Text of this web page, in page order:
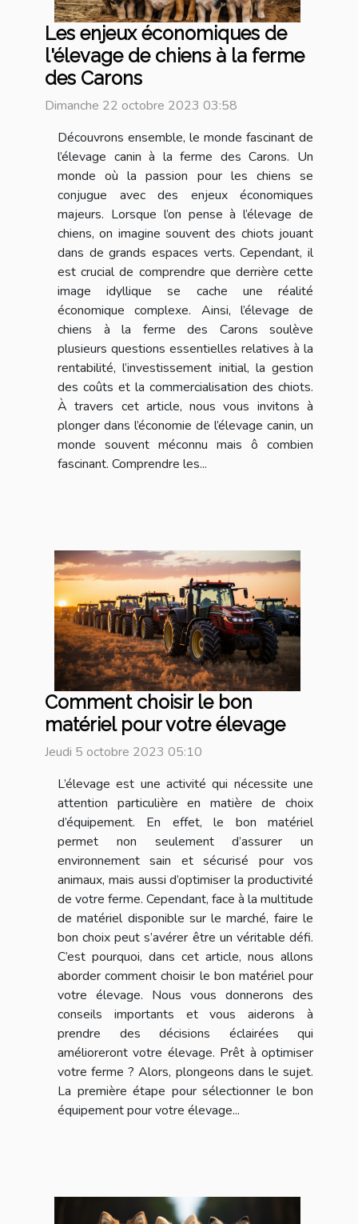
Les enjeux économiques de
l'élevage de chiens à la ferme
des Carons
Dimanche 22 octobre 2023 03:58
Découvrons ensemble, le monde fascinant de
l’élevage canin à la ferme des Carons. Un
monde où la passion pour les chiens se
conjugue avec des enjeux économiques
majeurs. Lorsque l’on pense à l’élevage de
chiens, on imagine souvent des chiots jouant
dans de grands espaces verts. Cependant, il
est crucial de comprendre que derrière cette
image idyllique se cache une réalité
économique complexe. Ainsi, l’élevage de
chiens à la ferme des Carons soulève
plusieurs questions essentielles relatives à la
rentabilité, l’investissement initial, la gestion
des coûts et la commercialisation des chiots.
À travers cet article, nous vous invitons à
plonger dans l’économie de l’élevage canin, un
monde souvent méconnu mais ô combien
fascinant. Comprendre les...
Comment choisir le bon
matériel pour votre élevage
Jeudi 5 octobre 2023 05:10
L’élevage est une activité qui nécessite une
attention particulière en matière de choix
d’équipement. En effet, le bon matériel
permet non seulement d’assurer un
environnement sain et sécurisé pour vos
animaux, mais aussi d’optimiser la productivité
de votre ferme. Cependant, face à la multitude
de matériel disponible sur le marché, faire le
bon choix peut s’avérer être un véritable défi.
C’est pourquoi, dans cet article, nous allons
aborder comment choisir le bon matériel pour
votre élevage. Nous vous donnerons des
conseils importants et vous aiderons à
prendre des décisions éclairées qui
amélioreront votre élevage. Prêt à optimiser
votre ferme ? Alors, plongeons dans le sujet.
La première étape pour sélectionner le bon
équipement pour votre élevage...